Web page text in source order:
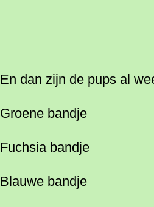
En dan zijn de pups al
Groene bandje
Fuchsia bandje
Blauwe bandje